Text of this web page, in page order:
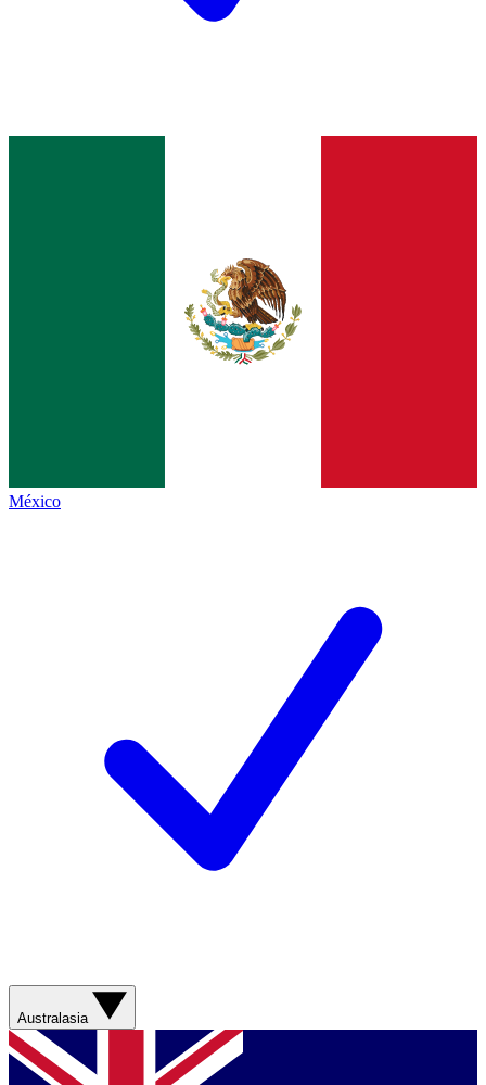
México
Australasia